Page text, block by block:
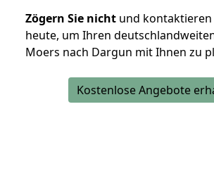
Zögern Sie nicht und kontaktieren
heute, um Ihren
Moers nach Dargun mit Ihnen zu
Kostenlose Angebote